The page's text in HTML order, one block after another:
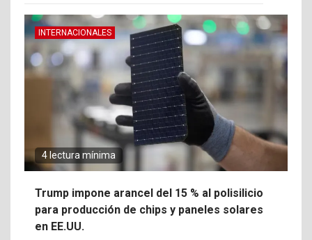
INTERNACIONALES
4 lectura mínima
Trump impone arancel del 15 % al polisilicio
para producción de chips y paneles solares
en EE.UU.